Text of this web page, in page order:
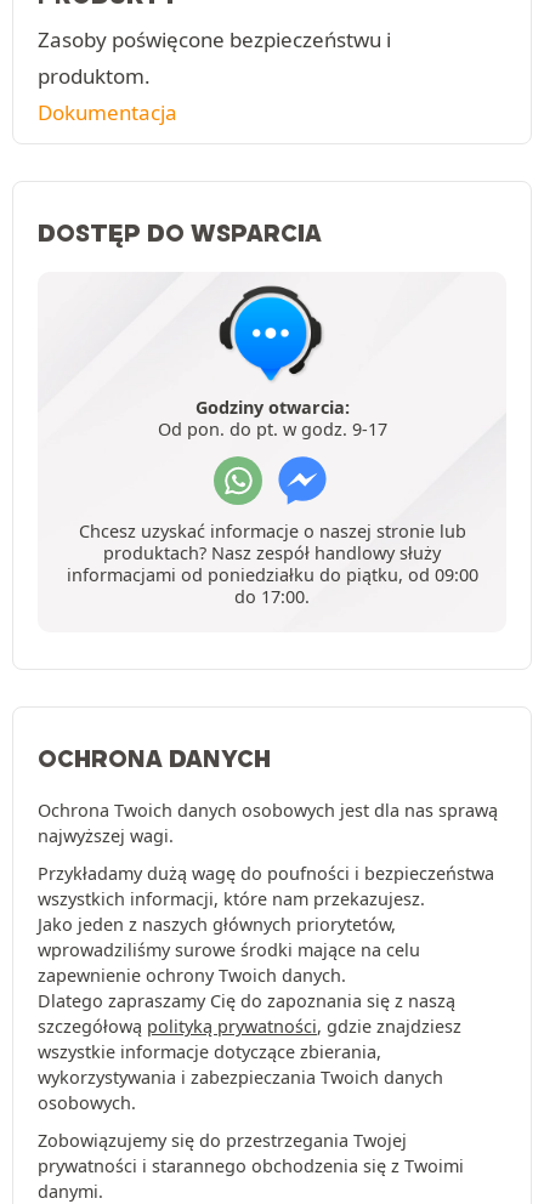
Zasoby poświęcone bezpieczeństwu i
produktom.
Dokumentacja
DOSTĘP DO WSPARCIA
Godziny otwarcia:
Od pon. do pt. w godz. 9-17
Chcesz uzyskać informacje o naszej stronie lub
produktach? Nasz zespół handlowy służy
informacjami od poniedziałku do piątku, od 09:00
do 17:00.
OCHRONA DANYCH
Ochrona Twoich danych osobowych jest dla nas sprawą
najwyższej wagi.
Przykładamy dużą wagę do poufności i bezpieczeństwa
wszystkich informacji, które nam przekazujesz.
Jako jeden z naszych głównych priorytetów,
wprowadziliśmy surowe środki mające na celu
zapewnienie ochrony Twoich danych.
Dlatego zapraszamy Cię do zapoznania się z naszą
szczegółową polityką prywatności, gdzie znajdziesz
wszystkie informacje dotyczące zbierania,
wykorzystywania i zabezpieczania Twoich danych
osobowych.
Zobowiązujemy się do przestrzegania Twojej
prywatności i starannego obchodzenia się z Twoimi
danymi.